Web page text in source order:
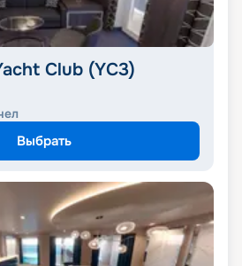
Club (YC3)
Выбрать